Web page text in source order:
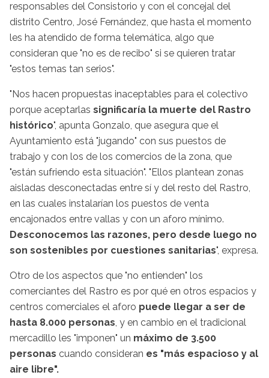
responsables del Consistorio y con el concejal del
distrito Centro, José Fernández, que hasta el momento
les ha atendido de forma telemática, algo que
consideran que "no es de recibo" si se quieren tratar
"estos temas tan serios".
"Nos hacen propuestas inaceptables para el colectivo
porque aceptarlas significaría la muerte del Rastro
histórico", apunta Gonzalo, que asegura que el
Ayuntamiento está "jugando" con sus puestos de
trabajo y con los de los comercios de la zona, que
"están sufriendo esta situación". "Ellos plantean zonas
aisladas desconectadas entre sí y del resto del Rastro,
en las cuales instalarían los puestos de venta
encajonados entre vallas y con un aforo mínimo.
Desconocemos las razones, pero desde luego no
son sostenibles por cuestiones sanitarias", expresa.
Otro de los aspectos que "no entienden" los
comerciantes del Rastro es por qué en otros espacios y
centros comerciales el aforo puede llegar a ser de
hasta 8.000 personas, y en cambio en el tradicional
mercadillo les "imponen" un máximo de 3.500
personas cuando consideran es "más espacioso y al
aire libre".